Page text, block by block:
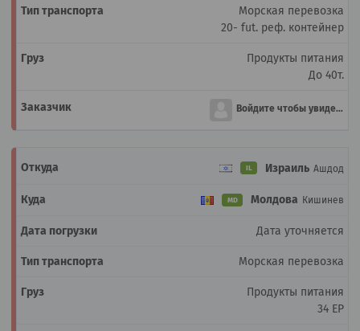
Морская перевозка
20- fut. реф. контейнер
Продукты питания
До 40т.
Войдите чтобы увидеть
IL Израиль Ашдод
MD Молдова Кишинев
Дата уточняется
Морская перевозка
Продукты питания
34 EP